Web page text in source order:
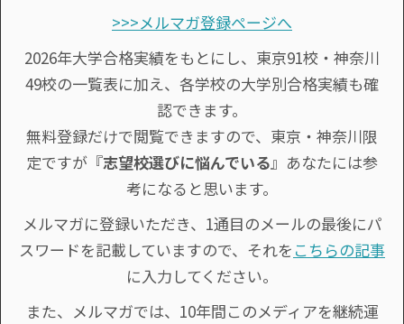
>>>メルマガ登録ページへ
2026年大学合格実績をもとにし、東京91校・神奈川
49校の一覧表に加え、各学校の大学別合格実績も確
認できます。
無料登録だけで閲覧できますので、東京・神奈川限
定ですが『志望校選びに悩んでいる』あなたには参
考になると思います。
メルマガに登録いただき、1通目のメールの最後にパ
スワードを記載していますので、それを こちらの記事
に入力してください。
また、メルマガでは、10年間このメディアを継続運